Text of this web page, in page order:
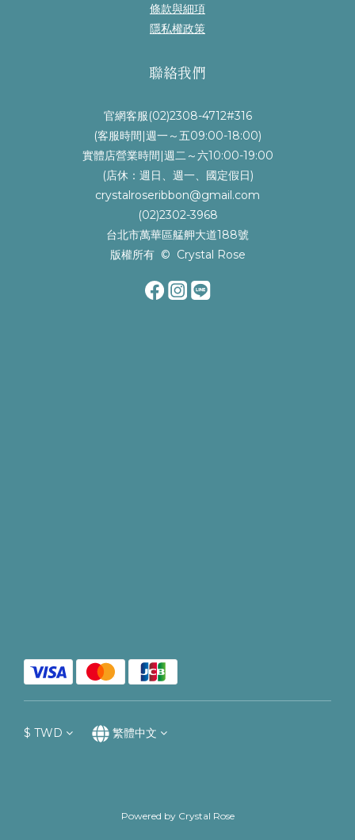
條款與細項
隱私權政策
聯絡我們
官網客服(02)2308-4712#316
(客服時間|週一～五09:00-18:00)
實體店營業時間|週二～六10:00-19:00
(店休：週日、週一、國定假日)
crystalroseribbon@gmail.com
(02)2302-3968
台北市萬華區艋舺大道188號
版權所有 © Crystal Rose
$ TWD 繁體中文
Powered by Crystal Rose